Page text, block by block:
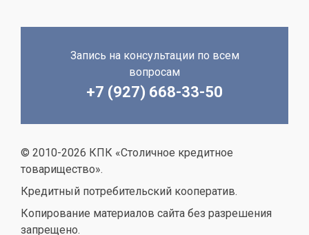
Запись на консультации по всем
вопросам
+7 (927) 668-33-50
© 2010-2026 КПК «Столичное кредитное
товарищество».
Кредитный потребительский кооператив.
Копирование материалов сайта без разрешения
запрещено.